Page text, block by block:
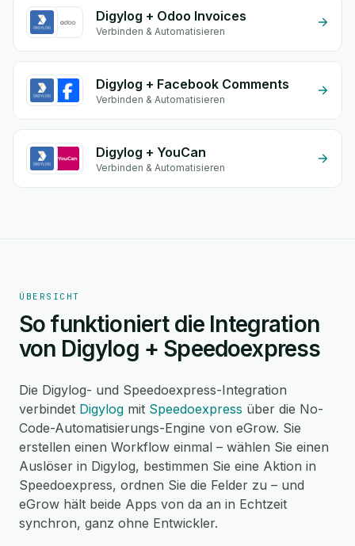
Digylog + Odoo Invoices
Verbinden & Automatisieren
Digylog + Facebook Comments
Verbinden & Automatisieren
Digylog + YouCan
Verbinden & Automatisieren
ÜBERSICHT
So funktioniert die Integration
von Digylog + Speedoexpress
Die Digylog- und Speedoexpress-Integration
verbindet Digylog mit Speedoexpress über die No-
Code-Automatisierungs-Engine von eGrow. Sie
erstellen einen Workflow einmal – wählen Sie einen
Auslöser in Digylog, bestimmen Sie eine Aktion in
Speedoexpress, ordnen Sie die Felder zu – und
eGrow hält beide Apps von da an in Echtzeit
synchron, ganz ohne Entwickler.